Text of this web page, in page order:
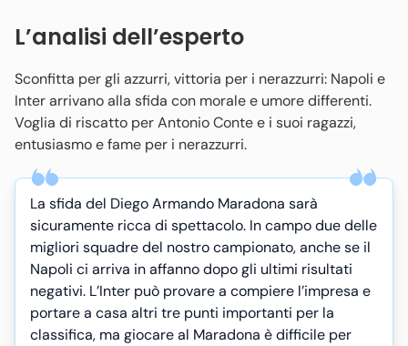
L’analisi dell’esperto
Sconfitta per gli azzurri, vittoria per i nerazzurri: Napoli e
Inter arrivano alla sfida con morale e umore differenti.
Voglia di riscatto per Antonio Conte e i suoi ragazzi,
entusiasmo e fame per i nerazzurri.
La sfida del Diego Armando Maradona sarà
sicuramente ricca di spettacolo. In campo due delle
migliori squadre del nostro campionato, anche se il
Napoli ci arriva in affanno dopo gli ultimi risultati
negativi. L’Inter può provare a compiere l’impresa e
portare a casa altri tre punti importanti per la
classifica, ma giocare al Maradona è difficile per